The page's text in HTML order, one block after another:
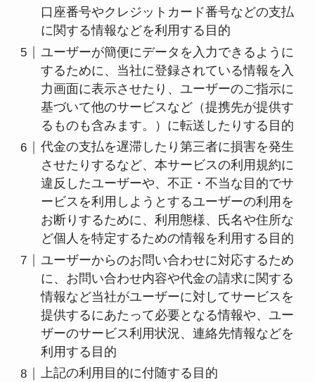
口座番号やクレジットカード番号などの支払
に関する情報などを利用する目的
ユーザーが簡便にデータを入力できるように
するために、当社に登録されている情報を入
力画面に表示させたり、ユーザーのご指示に
基づいて他のサービスなど（提携先が提供す
るものも含みます。）に転送したりする目的
代金の支払を遅滞したり第三者に損害を発生
させたりするなど、本サービスの利用規約に
違反したユーザーや、不正・不当な目的でサ
ービスを利用しようとするユーザーの利用を
お断りするために、利用態様、氏名や住所な
ど個人を特定するための情報を利用する目的
ユーザーからのお問い合わせに対応するため
に、お問い合わせ内容や代金の請求に関する
情報など当社がユーザーに対してサービスを
提供するにあたって必要となる情報や、ユー
ザーのサービス利用状況、連絡先情報などを
利用する目的
上記の利用目的に付随する目的